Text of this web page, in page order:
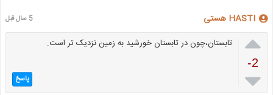
HASTI هستی 5 سال قبل

-2

تابستان،چون در تابستان خورشید به زمین نزدیک تر است.
پاسخ